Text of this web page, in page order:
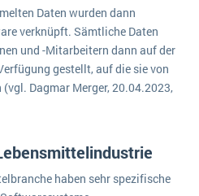
Daten wurden dann
verknüpft. Sämtliche Daten
und -Mitarbeitern dann auf der
gestellt, auf die sie von
Dagmar Merger, 20.04.2023,
haben sehr spezifische